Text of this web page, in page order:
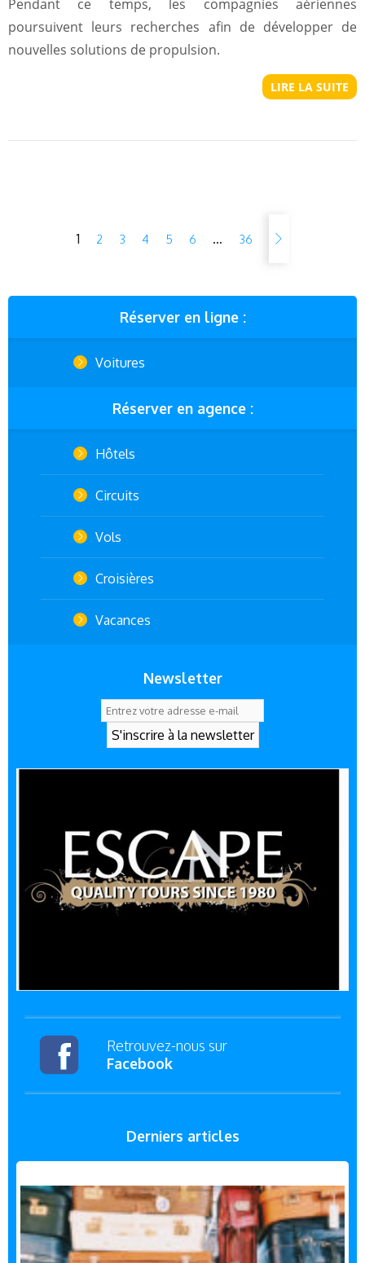
Réserver en ligne :
Voitures
Réserver en agence :
Hôtels
Circuits
Vols
Croisières
Vacances
Newsletter
Retrouvez-nous sur
Facebook
Derniers articles
Pendant ce temps, les compagnies aériennes
poursuivent leurs recherches afin de développer de
nouvelles solutions de propulsion.
LIRE LA SUITE
1 2 3 4 5 6 … 36